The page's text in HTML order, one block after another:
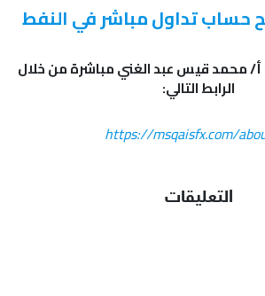
حساب تداول مباشر في النفط
محمد قيس عبد الغني مباشرة من خلال
الرابط التالي:
https://msqaisfx.com/
التعليقات